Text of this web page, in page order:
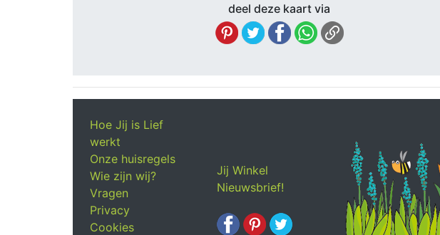
deel deze kaart via
Hoe Jij is Lief
werkt
Onze huisregels
Wie zijn wij?
Vragen
Privacy
Cookies
Jij Winkel
Nieuwsbrief!